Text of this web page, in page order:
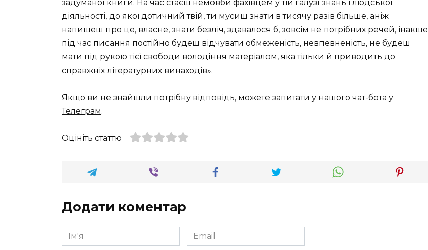
задуманої книги. На час стаєш немовби фахівцем у тій галузі знань і людської
діяльності, до якої дотичний твій, ти мусиш знати в тисячу разів більше, аніж
напишеш про це, власне, знати безліч, здавалося б, зовсім не потрібних речей, інакше
під час писання постійно будеш відчувати обмеженість, невпевненість, не будеш
мати під рукою тієї свободи володіння матеріалом, яка тільки й приводить до
справжніх літературних винаходів».
Якщо ви не знайшли потрібну відповідь, можете запитати у нашого чат-бота у
Телеграм.
Оцініть статтю
Додати коментар
Ім'я
*
Email
*